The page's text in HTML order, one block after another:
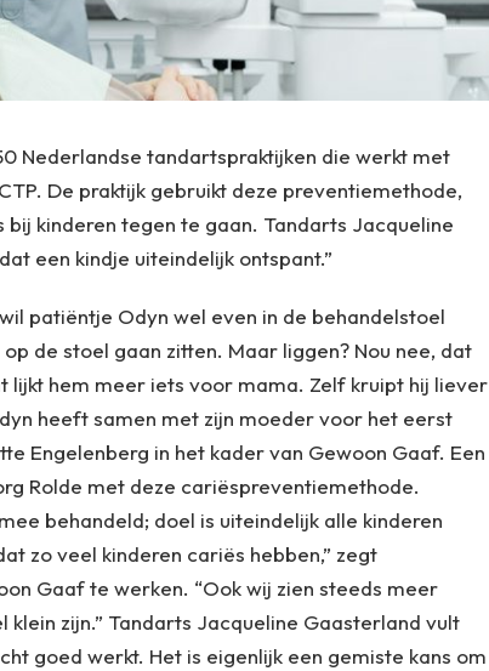
Nederlandse tandartspraktijken die werkt met
De praktijk gebruikt deze preventiemethode,
kinderen tegen te gaan. Tandarts Jacqueline
een kindje uiteindelijk ontspant.”
patiëntje Odyn wel even in de behandelstoel
de stoel gaan zitten. Maar liggen? Nou nee, dat
lijkt hem meer iets voor mama. Zelf kruipt hij liever
heeft samen met zijn moeder voor het eerst
Engelenberg in het kader van Gewoon Gaaf. Een
Rolde met deze cariëspreventiemethode.
behandeld; doel is uiteindelijk alle kinderen
zo veel kinderen cariës hebben,” zegt
Gaaf te werken. “Ook wij zien steeds meer
klein zijn.” Tandarts Jacqueline Gaasterland vult
goed werkt. Het is eigenlijk een gemiste kans om